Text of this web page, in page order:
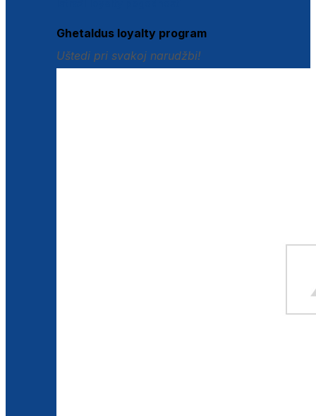
Ghetaldus loyalty program
Uštedi pri svakoj narudžbi!